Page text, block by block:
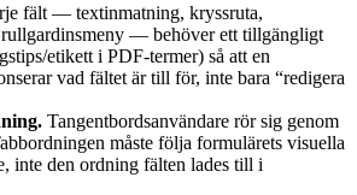
fält — textinmatning, kryssruta,
— behöver ett tillgängligt
etikett i PDF-termer) så att en
vad fältet är till för, inte bara “redigera
Tangentbordsanvändare rör sig genom
måste följa formulärets visuella
inte den ordning fälten lades till i